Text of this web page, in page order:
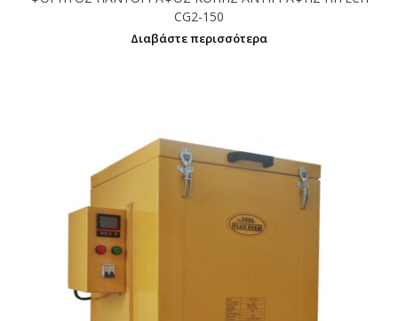
CG2-150
Διαβάστε περισσότερα